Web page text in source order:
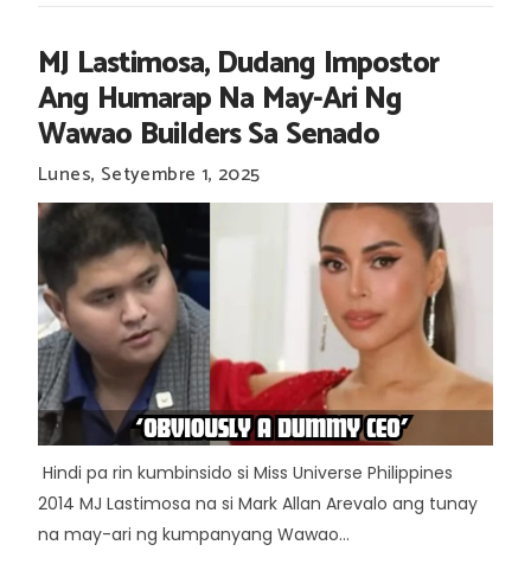
MJ Lastimosa, Dudang Impostor
Ang Humarap Na May-Ari Ng
Wawao Builders Sa Senado
Lunes, Setyembre 1, 2025
Hindi pa rin kumbinsido si Miss Universe Philippines
2014 MJ Lastimosa na si Mark Allan Arevalo ang tunay
na may-ari ng kumpanyang Wawao...